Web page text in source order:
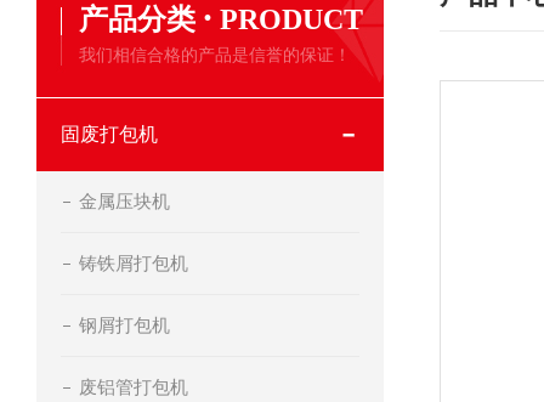
产品分类 · PRODUCT
我们相信合格的产品是信誉的保证！
固废打包机
金属压块机
铸铁屑打包机
钢屑打包机
废铝管打包机